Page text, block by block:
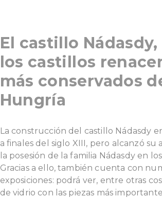
El castillo
los castillos
más conservados
Hungría
La construcción del castillo Nádasdy
a finales del siglo XIII, pero alcanzó su
la posesión de la familia Nádasdy en
Gracias a ello, también cuenta con
exposiciones: podrá ver, entre otras
de vidrio con las piezas más